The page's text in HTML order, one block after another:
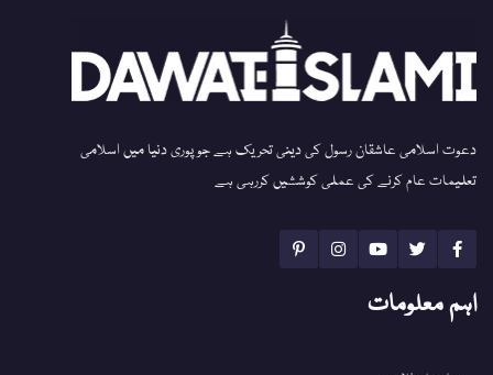
دعوت اسلامی عاشقان رسول کی دینی تحریک ہے جو پوری دنیا میں اسلامی
تعلیمات عام کرنے کی عملی کوششیں کررہی ہے
اہم معلومات